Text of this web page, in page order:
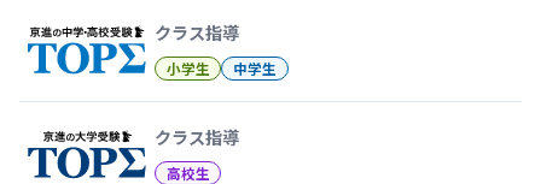
クラス指導
小学生 中学生
クラス指導
高校生